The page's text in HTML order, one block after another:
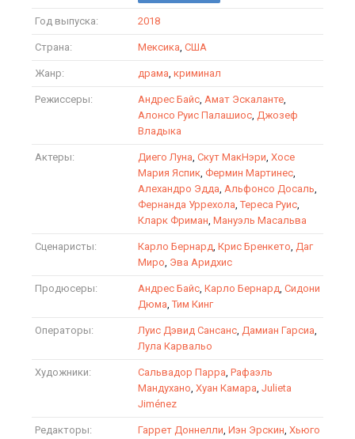
Год выпуска: 2018
Страна: Мексика, США
Жанр: драма, криминал
Режиссеры: Андрес Байс, Амат Эскаланте,
Алонсо Руис Палашиос, Джозеф
Владыка
Актеры: Диего Луна, Скут МакНэри, Хосе
Мария Яспик, Фермин Мартинес,
Алехандро Эдда, Альфонсо Досаль,
Фернанда Уррехола,Тереса Руис,
Кларк Фриман, Мануэль Масальва
Сценаристы: Карло Бернард, Крис Бренкето, Даг
Миро, Эва Аридхис
Продюсеры: Андрес Байс, Карло Бернард, Сидони
Дюма,Тим Кинг
Операторы: Луис Дэвид Сансанс, Дамиан Гарсиа,
Лула Карвальо
Художники: Сальвадор Парра, Рафаэль
Мандухано, Хуан Камара, Julieta
Jiménez
Редакторы: Гаррет Доннелли, Иэн Эрскин, Хьюго